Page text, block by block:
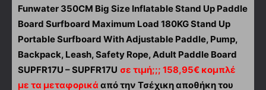
Funwater 350CM Big Size Inflatable Stand Up Paddle
Board Surfboard Maximum Load 180KG Stand Up
Portable Surfboard With Adjustable Paddle, Pump,
Backpack, Leash, Safety Rope, Adult Paddle Board
SUPFR17U – SUPFR17U σε τιμή;;; 158,95€ κομπλέ
με τα μεταφορικά από την Τσέχικη αποθήκη του